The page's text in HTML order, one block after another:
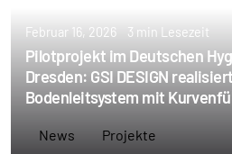
Februar 16, 2026 3 min Lesezeit
Pilotprojekt im Deutschen
Dresden: GSI DESIGN
Bodenleitsystem mit
News Projekte